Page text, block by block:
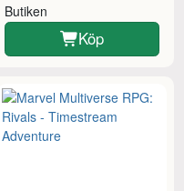
Butiken
Köp